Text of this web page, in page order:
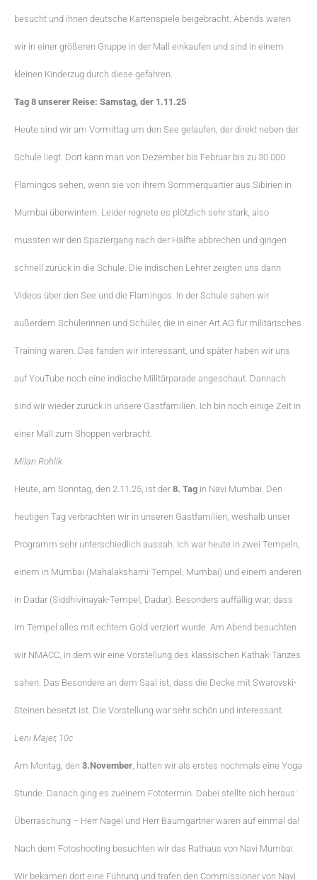
besucht und ihnen deutsche Kartenspiele beigebracht. Abends waren
wir in einer größeren Gruppe in der Mall einkaufen und sind in einem
kleinen Kinderzug durch diese gefahren.
Tag 8 unserer Reise: Samstag, der 1.11.25
Heute sind wir am Vormittag um den See gelaufen, der direkt neben der
Schule liegt. Dort kann man von Dezember bis Februar bis zu 30.000
Flamingos sehen, wenn sie von ihrem Sommerquartier aus Sibirien in
Mumbai überwintern. Leider regnete es plötzlich sehr stark, also
mussten wir den Spaziergang nach der Hälfte abbrechen und gingen
schnell zurück in die Schule. Die indischen Lehrer zeigten uns dann
Videos über den See und die Flamingos. In der Schule sahen wir
außerdem Schülerinnen und Schüler, die in einer Art AG für militärisches
Training waren. Das fanden wir interessant, und später haben wir uns
auf YouTube noch eine indische Militärparade angeschaut. Dannach
sind wir wieder zurück in unsere Gastfamilien. Ich bin noch einige Zeit in
einer Mall zum Shoppen verbracht.
Milan Rohlik
Heute, am Sonntag, den 2.11.25, ist der 8. Tagin Navi Mumbai. Den
heutigen Tag verbrachten wir in unseren Gastfamilien, weshalb unser
Programm sehr unterschiedlich aussah. Ich war heute in zwei Tempeln,
einem in Mumbai (Mahalakshami-Tempel, Mumbai) und einem anderen
in Dadar (Siddhivinayak-Tempel, Dadar). Besonders auffällig war, dass
im Tempel alles mit echtem Gold verziert wurde. Am Abend besuchten
wir NMACC, in dem wir eine Vorstellung des klassischen Kathak-Tanzes
sahen. Das Besondere an dem Saal ist, dass die Decke mit Swarovski-
Steinen besetzt ist. Die Vorstellung war sehr schön und interessant.
Leni Majer, 10c
Am Montag, den 3.November, hatten wir als erstes nochmals eine Yoga
Stunde. Danach ging es zueinem Fototermin. Dabei stellte sich heraus:
Überraschung – Herr Nagel und Herr Baumgartner waren auf einmal da!
Nach dem Fotoshooting besuchten wir das Rathaus von Navi Mumbai.
Wir bekamen dort eine Führung und trafen den Commissioner von Navi